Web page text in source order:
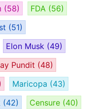
(58) FDA (56)
(51)
Elon Musk (49)
Pundit (48)
Maricopa (43)
(42) Censure (40)